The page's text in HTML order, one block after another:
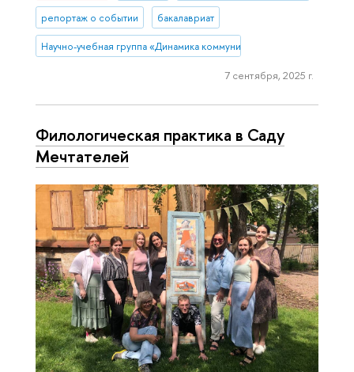
репортаж о событии бакалавриат
Научно-учебная группа «Динамика коммуникативных практик в
7 сентября, 2025 г.
Филологическая практика в Саду
Мечтателей